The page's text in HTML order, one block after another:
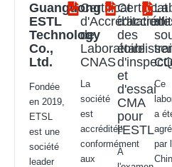
Guangdong
ESTL
Technology
Co.,
Ltd.
Fondée
en 2019,
ETSL
est une
société
leader
Certificat
d'Accréditation
de
Laboratoire
CNAS
La
société
est
accréditée
conformément
aux
Certificat
des
et
d'essai
CMA
pour
l'ESTL
À
Ce
a
par